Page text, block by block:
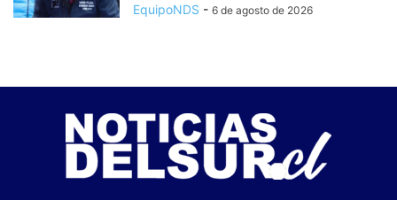
EquipoNDS - 6 de agosto de 2026